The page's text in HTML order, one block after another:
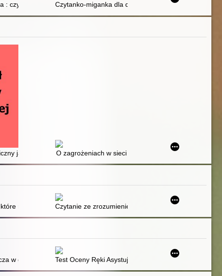
: czytanie od pierwszego roku życia
Czytanko-miganka dla dzieci niemówiących. Cz. 1
nienawiści oraz aktom nienawiści / przestępstwom nienawiści
potrzeb agresora i ofiary
jako źródło zagrożeńO zagrożeniach w sieci
: Curzio Malaparte, Kaputt
rozwija dzieci i buduje relacje : przewodnik Jima Trelease’a dla
Czytanie ze zrozumieniem : ćwiczenia dla klasy 2
i ograniczenia. Cz. 1,
w grupie zróżnicowanej - uczeń ze specjalnymi potrzebami
Test Oceny Ręki Asystującej (AHA) jako narzędzie